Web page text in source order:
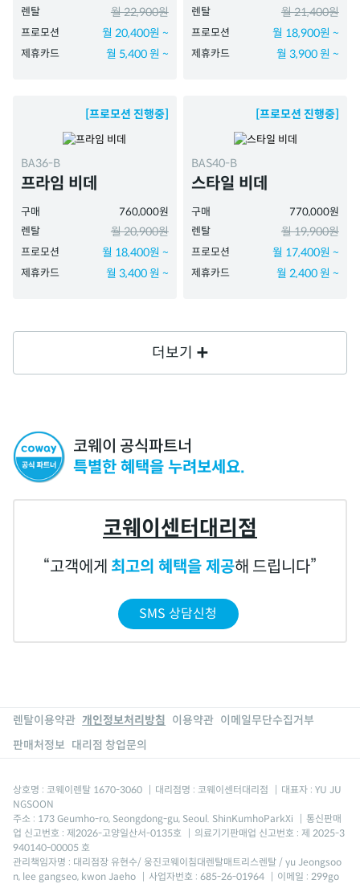
렌탈
월 22,900원
프로모션 월 20,400원 ~
제휴카드 월 5,400 원 ~
렌탈
월 21,400원
프로모션 월 18,900원 ~
제휴카드 월 3,900 원 ~
[프로모션 진행중]
BA36-B
프라임 비데
구매
760,000원
렌탈
월 20,900원
프로모션 월 18,400원 ~
제휴카드 월 3,400 원 ~
[프로모션 진행중]
BAS40-B
스타일 비데
구매
770,000원
렌탈
월 19,900원
프로모션 월 17,400원 ~
제휴카드 월 2,400 원 ~
더보기
코웨이 공식파트너
특별한 혜택을 누려보세요.
코웨이센터대리점
고객에게 최고의 혜택을 제공해 드립니다
SMS 상담신청
렌탈이용약관 개인정보처리방침 이용약관 이메일무단수집거부
판매처정보 대리점 창업문의
상호명 : 코웨이렌탈 1670-3060 대리점명 : 코웨이센터대리점
대표자 : YU JU
NGSOON
주소 : 173 Geumho-ro, Seongdong-gu, Seoul. ShinKumhoParkXi
통신판매
업 신고번호 : 제2026-고양일산서-0135호
의료기기판매업 신고번호 : 제 2025-3
940140-00005 호
관리책임자명 : 대리점장 유현수/ 웅진코웨이침대렌탈매트리스렌탈 / yu Jeongsoo
n, lee gangseo, kwon Jaeho
사업자번호 : 685-26-01964 이메일 : 299go